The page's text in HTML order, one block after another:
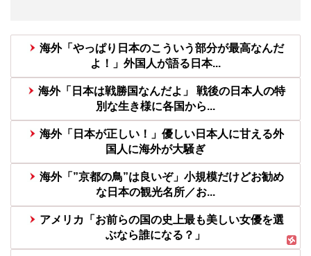
海外「やっぱり日本のこういう部分が最高なんだ
よ！」外国人が語る日本...
海外「日本は戦勝国なんだよ」 戦後の日本人の特
別な生き様に各国から...
海外「日本が正しい！」優しい日本人に甘える外
国人に海外が大騒ぎ
海外「”京都の鳥”は良いぞ」小規模だけどお勧め
な日本の観光名所／お...
アメリカ「お前らの国の史上最も美しい女優を選
ぶなら誰になる？」